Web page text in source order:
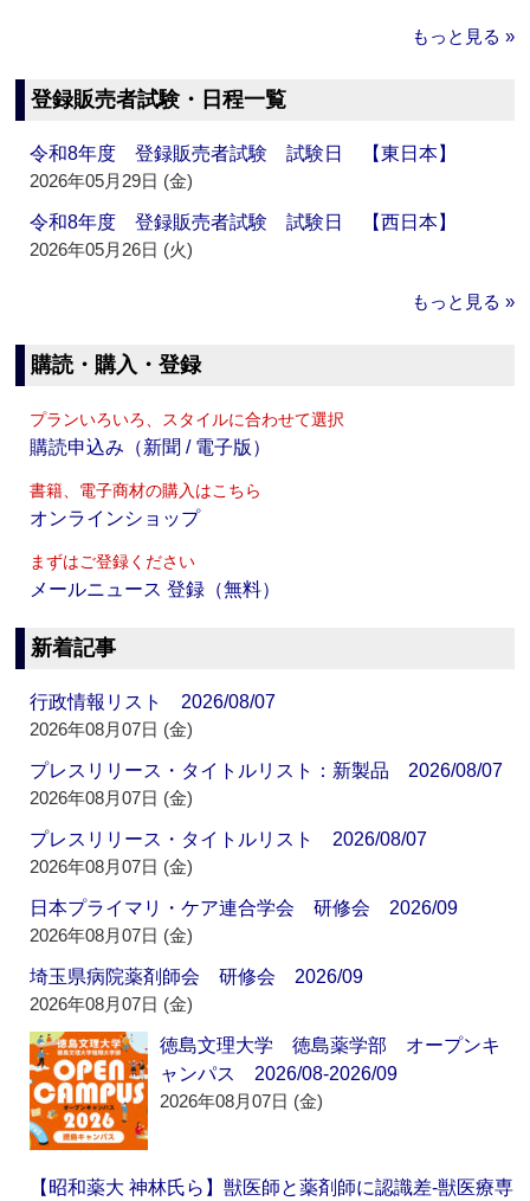
もっと見る »
登録販売者試験・日程一覧
令和8年度 登録販売者試験 試験日 【東日本】
2026年05月29日 (金)
令和8年度 登録販売者試験 試験日 【西日本】
2026年05月26日 (火)
もっと見る »
購読・購入・登録
プランいろいろ、スタイルに合わせて選択
購読申込み（新聞 / 電子版）
書籍、電子商材の購入はこちら
オンラインショップ
まずはご登録ください
メールニュース 登録（無料）
新着記事
行政情報リスト 2026/08/07
2026年08月07日 (金)
プレスリリース・タイトルリスト：新製品 2026/08/07
2026年08月07日 (金)
プレスリリース・タイトルリスト 2026/08/07
2026年08月07日 (金)
日本プライマリ・ケア連合学会 研修会 2026/09
2026年08月07日 (金)
埼玉県病院薬剤師会 研修会 2026/09
2026年08月07日 (金)
徳島文理大学 徳島薬学部 オープンキ
ャンパス 2026/08-2026/09
2026年08月07日 (金)
【昭和薬大 神林氏ら】獣医師と薬剤師に認識差‐獣医療専